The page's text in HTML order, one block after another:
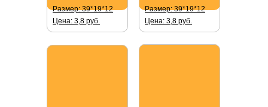
Размер: 39*19*12
Цена: 3,8 руб.
Размер: 39*19*12
Цена: 3,8 руб.